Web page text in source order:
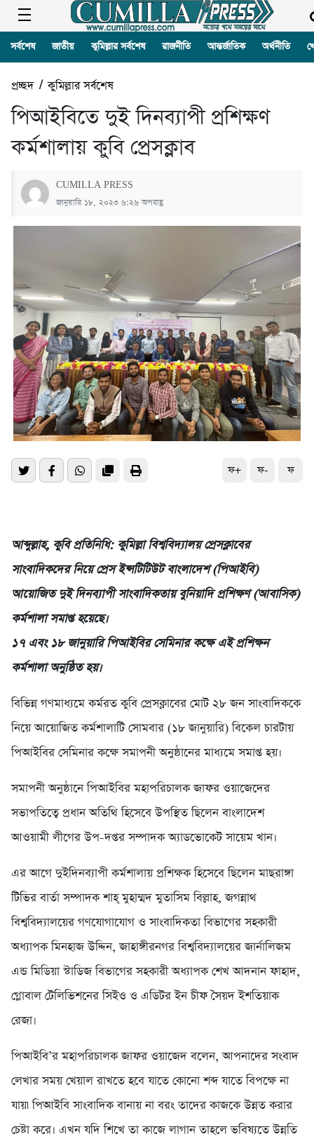
সর্বশেষ জাতীয় কুমিল্লার সর্বশেষ রাজনীতি আন্তর্জাতিক অর্থনীতি
প্রচ্ছদ/কুমিল্লার সর্বশেষ
পিআইবিতে দুই দিনব্যাপী প্রশিক্ষণ
কর্মশালায় কুবি প্রেসক্লাব
CUMILLA PRESS
জানুয়ারি ১৮, ২০২৩ ৬:২৬ অপরাহ্ণ
ফ+ ফ- ফ
আব্দুল্লাহ, কুবি প্রতিনিধি: কুমিল্লা বিশ্ববিদ্যালয় প্রেসক্লাবের
সাংবাদিকদের নিয়ে প্রেস ইন্সটিটিউট বাংলাদেশ (পিআইবি)
আয়োজিত দুই দিনব্যাপী সাংবাদিকতায় বুনিয়াদি প্রশিক্ষণ (আবাসিক)
কর্মশালা সমাপ্ত হয়েছে।
১৭ এবং ১৮ জানুয়ারি পিআইবির সেমিনার কক্ষে এই প্রশিক্ষন
কর্মশালা অনুষ্ঠিত হয়।
বিভিন্ন গণমাধ্যমে কর্মরত কুবি প্রেসক্লাবের মোট ২৮ জন সাংবাদিককে
নিয়ে আয়োজিত কর্মশালাটি সোমবার (১৮ জানুয়ারি) বিকেল চারটায়
পিআইবির সেমিনার কক্ষে সমাপনী অনুষ্ঠানের মাধ্যমে সমাপ্ত হয়।
সমাপনী অনুষ্ঠানে পিআইবির মহাপরিচালক জাফর ওয়াজেদের
সভাপতিত্বে প্রধান অতিথি হিসেবে উপস্থিত ছিলেন বাংলাদেশ
আওয়ামী লীগের উপ-দপ্তর সম্পাদক অ্যাডভোকেট সায়েম খান।
এর আগে দুইদিনব্যাপী কর্মশালায় প্রশিক্ষক হিসেবে ছিলেন মাছরাঙ্গা
টিভির বার্তা সম্পাদক শাহ্ মুহাম্মদ মুতাসিম বিল্লাহ, জগন্নাথ
বিশ্ববিদ্যালয়ের গণযোগাযোগ ও সাংবাদিকতা বিভাগের সহকারী
অধ্যাপক মিনহাজ উদ্দিন, জাহাঙ্গীরনগর বিশ্ববিদ্যালয়ের জার্নালিজম
এন্ড মিডিয়া স্টাডিজ বিভাগের সহকারী অধ্যাপক শেখ আদনান ফাহাদ,
গ্লোবাল টেলিভিশনের সিইও ও এডিটর ইন চীফ সৈয়দ ইশতিয়াক
রেজা।
পিআইবি’র মহাপরিচালক জাফর ওয়াজেদ বলেন, আপনাদের সংবাদ
লেখার সময় খেয়াল রাখতে হবে যাতে কোনো শব্দ যাতে বিপক্ষে না
যায়৷ পিআইবি সাংবাদিক বানায় না বরং তাদের কাজকে উন্নত করার
চেষ্টা করে। এখন যদি শিখে তা কাজে লাগান তাহলে ভবিষ্যতে উন্নতি